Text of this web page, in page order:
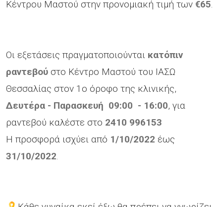
Κέντρου Μαστού στην προνομιακή τιμή των €65.
Οι εξετάσεις πραγματοποιούνται κατόπιν
ραντεβού στο Κέντρο Μαστού του ΙΑΣΩ
Θεσσαλίας στον 1ο όροφο της κλινικής,
Δευτέρα - Παρασκευή 09:00 - 16:00, για
ραντεβού καλέστε στο 2410 996153
Η προσφορά ισχύει από 1/10/2022 έως
31/10/2022.